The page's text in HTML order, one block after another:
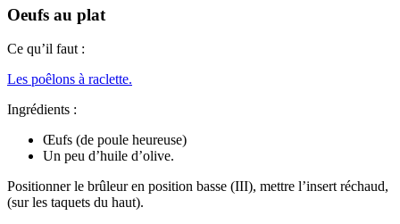
Oeufs au plat
Ce qu’il faut :
Les poêlons à raclette.
Ingrédients :
Œufs (de poule heureuse)
Un peu d’huile d’olive.
Positionner le brûleur en position basse (III), mettre l’insert réchaud,
(sur les taquets du haut).